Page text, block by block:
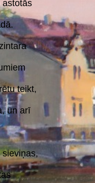
astotās
teikt,
un arī
sieviņas,